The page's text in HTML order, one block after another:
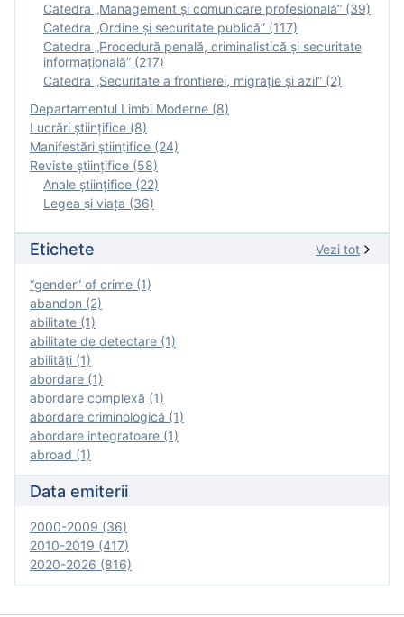
Catedra „Management și comunicare profesională” (39)
Catedra „Ordine și securitate publică” (117)
Catedra „Procedură penală, criminalistică și securitate
informațională” (217)
Catedra „Securitate a frontierei, migrație și azil” (2)
Departamentul Limbi Moderne (8)
Lucrări științifice (8)
Manifestări ştiinţifice (24)
Reviste ştiinţifice (58)
Anale ştiinţifice (22)
Legea şi viaţa (36)
Etichete Vezi tot
“gender” of crime (1)
abandon (2)
abilitate (1)
abilitate de detectare (1)
abilităţi (1)
abordare (1)
abordare complexă (1)
abordare criminologică (1)
abordare integratoare (1)
abroad (1)
Data emiterii
2000-2009 (36)
2010-2019 (417)
2020-2026 (816)